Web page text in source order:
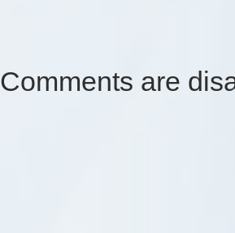
Comments are